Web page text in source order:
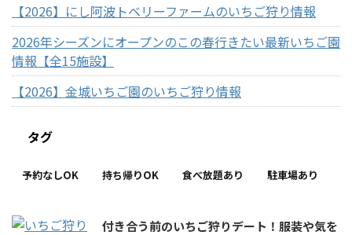
【2026】にし阿波トベリーファームのいちご狩り情報
2026年シーズンにオープンのこの春行きたい最新いちご園
情報【全15施設】
【2026】金城いちご園のいちご狩り情報
タグ
予約なしOK 持ち帰りOK 食べ放題あり 駐車場あり
付き合う前のいちご狩りデート！服装や気を